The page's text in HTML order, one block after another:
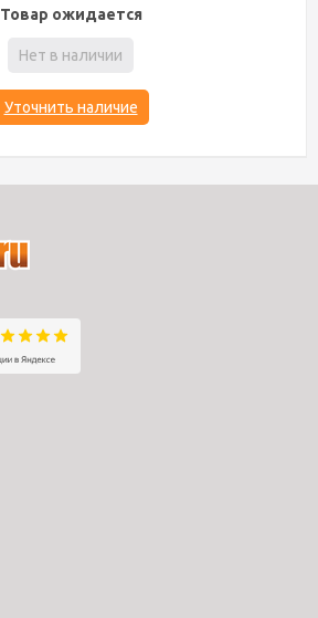
Товар ожидается
Нет в наличии
Уточнить наличие